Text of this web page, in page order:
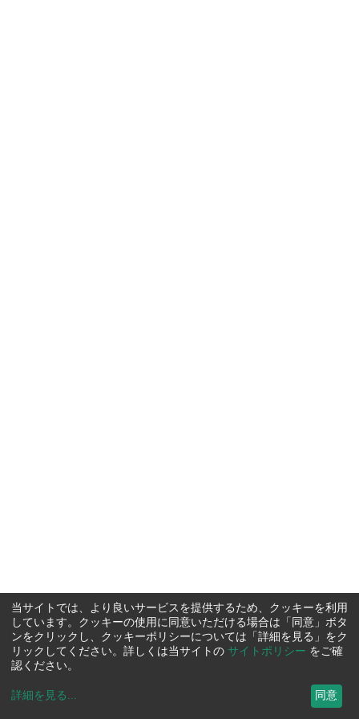
当サイトでは、より良いサービスを提供するため、クッキーを利用
しています。クッキーの使用に同意いただける場合は「同意」ボタ
ンをクリックし、クッキーポリシーについては「詳細を見る」をク
リックしてください。詳しくは当サイトの サイトポリシー をご確
認ください。
詳細を見る ... 同意